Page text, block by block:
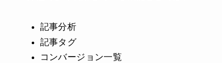
記事分析
記事タグ
コンバージョン一覧